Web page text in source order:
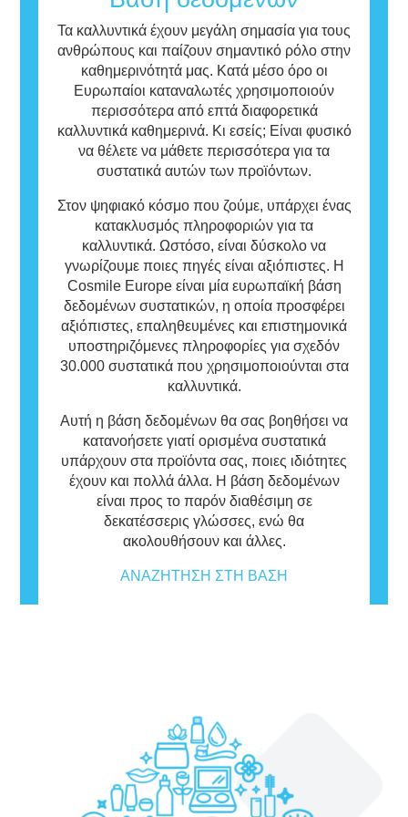
φροντίδας μπορεί να περιέχουν συστατικά
που ενδεχομένως να είναι αλλεργιογόνα για
ορισμένα άτομα.
Αυτό σημαίνει ότι το προϊόν είναι ασφαλές
για χρήση από άλλα άτομα.
Τα καλλυντικά έχουν μεγάλη σημασία για τους
ανθρώπους και παίζουν σημαντικό ρόλο στην
καθημερινότητά μας. Κατά μέσο όρο οι
Ευρωπαίοι καταναλωτές χρησιμοποιούν
περισσότερα από επτά διαφορετικά
καλλυντικά καθημερινά. Κι εσείς; Είναι φυσικό
να θέλετε να μάθετε περισσότερα για τα
συστατικά αυτών των προϊόντων.
Στον ψηφιακό κόσμο που ζούμε, υπάρχει ένας
κατακλυσμός πληροφοριών για τα
καλλυντικά. Ωστόσο, είναι δύσκολο να
γνωρίζουμε ποιες πηγές είναι αξιόπιστες. Η
Cosmile Europe είναι μία ευρωπαϊκή βάση
δεδομένων συστατικών, η οποία προσφέρει
αξιόπιστες, επαληθευμένες και επιστημονικά
υποστηριζόμενες πληροφορίες για σχεδόν
30.000 συστατικά που χρησιμοποιούνται στα
καλλυντικά.
Αυτή η βάση δεδομένων θα σας βοηθήσει να
κατανοήσετε γιατί ορισμένα συστατικά
υπάρχουν στα προϊόντα σας, ποιες ιδιότητες
έχουν και πολλά άλλα. Η βάση δεδομένων
είναι προς το παρόν διαθέσιμη σε
δεκατέσσερις γλώσσες, ενώ θα
ακολουθήσουν και άλλες.
ΑΝΑΖΉΤΗΣΗ ΣΤΗ ΒΆΣΗ